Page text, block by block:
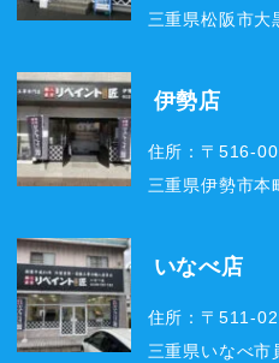
三重県松阪市
伊勢店
住所：〒516-
三重県伊勢市本
いなべ店
住所：〒511-
三重県いなべ市